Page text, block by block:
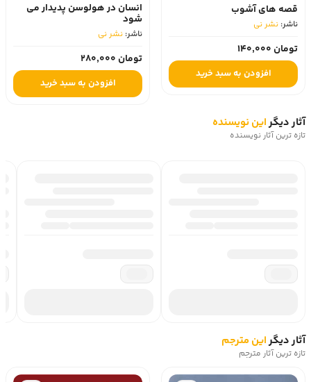
قصه های آشوب
ناشر: نشر نی
تومان 140,000
افزودن به سبد خرید
انسان در هولوسن پدیدار می
شود
ناشر: نشر نی
تومان 280,000
افزودن به سبد خرید
آثار دیگراین نویسنده
تازه ترین آثار نویسنده
آثار دیگراین مترجم
تازه ترین آثار مترجم